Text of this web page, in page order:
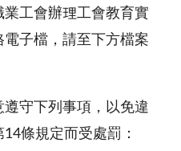
工會辦理工會教育實
子檔，請至下方檔案
守下列事項，以免違
條規定而受處罰：